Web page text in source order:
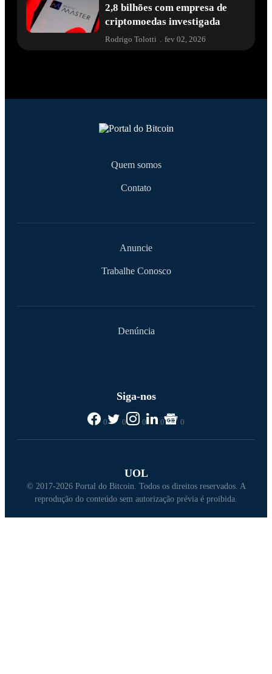
2,8 bilhões com empresa de
criptomoedas investigada
Rodrigo Tolotti fev 02, 2026
Quem somos
Contato
Anuncie
Trabalhe Conosco
Denúncia
Siga-nos
0 0 0 0 0
UOL
© 2017-2026 Portal do Bitcoin. Todos os direitos reservados. A
reprodução do conteúdo sem autorização prévia é proibida.